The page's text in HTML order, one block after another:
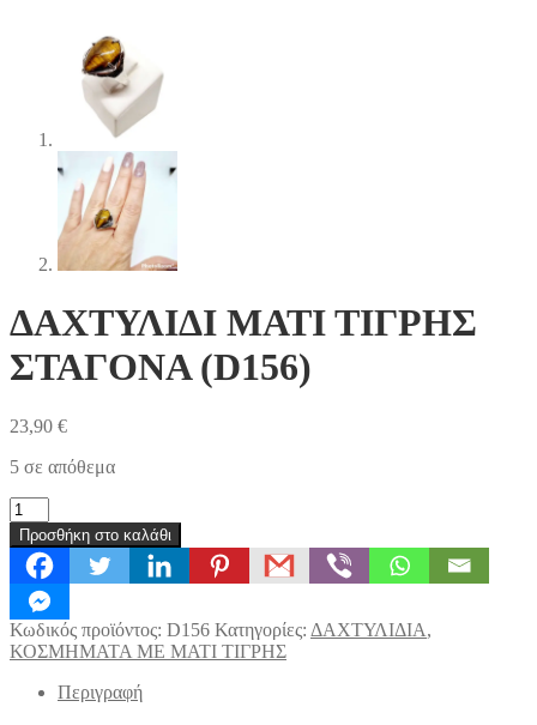
ΔΑΧΤΥΛΙΔΙ ΜΑΤΙ ΤΙΓΡΗΣ
ΣΤΑΓΟΝΑ (D156)
23,90 €
5 σε απόθεμα
ΔΑΧΤΥΛΙΔΙ
ΜΑΤΙ
ΤΙΓΡΗΣ
ΣΤΑΓΟΝΑ
(D156)
ποσότητα
Προσθήκη στο καλάθι
Κωδικός προϊόντος: D156 Κατηγορίες: ΔΑΧΤΥΛΙΔΙΑ,
ΚΟΣΜΗΜΑΤΑ ΜΕ ΜΑΤΙ ΤΙΓΡΗΣ
Περιγραφή